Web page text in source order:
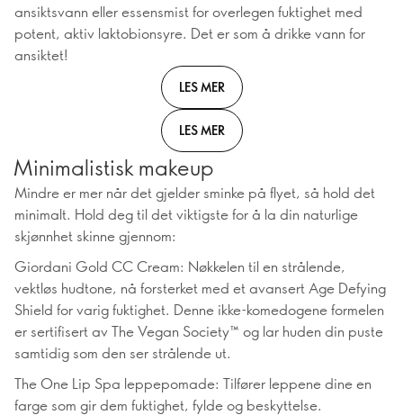
ansiktsvann eller essensmist for overlegen fuktighet med
potent, aktiv laktobionsyre. Det er som å drikke vann for
ansiktet!
LES MER
LES MER
Minimalistisk makeup
Mindre er mer når det gjelder sminke på flyet, så hold det
minimalt. Hold deg til det viktigste for å la din naturlige
skjønnhet skinne gjennom:
Giordani Gold CC Cream: Nøkkelen til en strålende,
vektløs hudtone, nå forsterket med et avansert Age Defying
Shield for varig fuktighet. Denne ikke-komedogene formelen
er sertifisert av The Vegan Society™ og lar huden din puste
samtidig som den ser strålende ut.
The One Lip Spa leppepomade: Tilfører leppene dine en
farge som gir dem fuktighet, fylde og beskyttelse.